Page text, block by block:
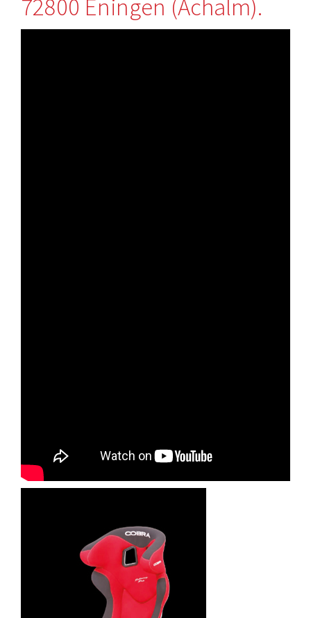
72800 Eningen (Achalm).